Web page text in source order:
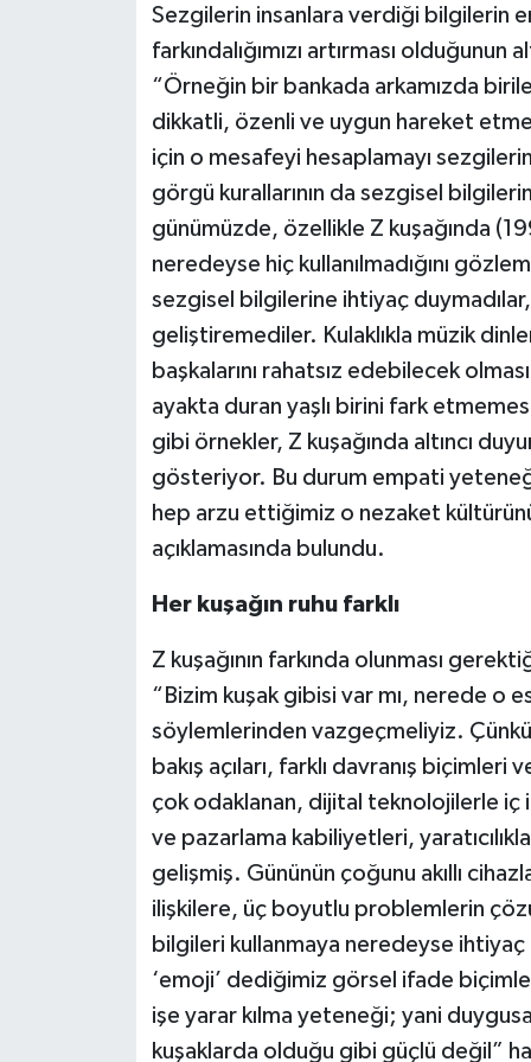
Sezgilerin insanlara verdiği bilgilerin
farkındalığımızı artırması
“Örneğin bir bankada arkamızda
dikkatli, özenli ve uygun hareket
için o mesafeyi hesaplamayı
görgü kurallarının da sezgisel
günümüzde, özellikle Z kuşağında
neredeyse hiç kullanılmadığını
sezgisel bilgilerine ihtiyaç
geliştiremediler. Kulaklıkla müzik
başkalarını rahatsız edebilecek
ayakta duran yaşlı birini fark
gibi örnekler, Z kuşağında altıncı
gösteriyor. Bu durum empati
hep arzu ettiğimiz o nezaket
açıklamasında bulundu.
Her kuşağın ruhu farklı
Z kuşağının farkında olunması
“Bizim kuşak gibisi var mı, nerede o
söylemlerinden vazgeçmeliyiz. Çünkü
bakış açıları, farklı davranış
çok odaklanan, dijital teknolojilerle iç
ve pazarlama kabiliyetleri,
gelişmiş. Gününün çoğunu akıllı
ilişkilere, üç boyutlu problemlerin
bilgileri kullanmaya neredeyse
‘emoji’ dediğimiz görsel ifade
işe yarar kılma yeteneği; yani
kuşaklarda olduğu gibi güçlü değil”